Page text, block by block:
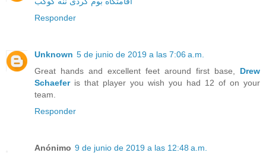
Responder
Unknown 5 de junio de 2019 a las 7:06 a.m.
Great hands and excellent feet around first base, Drew
Schaefer is that player you wish you had 12 of on your
team.
Responder
Anónimo 9 de junio de 2019 a las 12:48 a.m.